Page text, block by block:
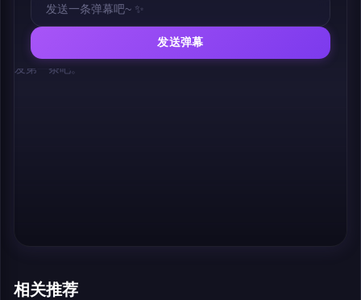
发送弹幕
发第一条吧。
相关推荐